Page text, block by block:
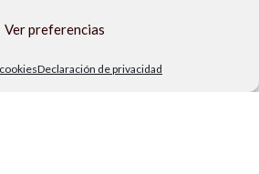
Ver preferencias
Declaración de privacidad